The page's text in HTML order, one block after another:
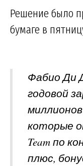
Решение было
бумаге в
Фабио Ди
годовой
которые
Team по
плюс,